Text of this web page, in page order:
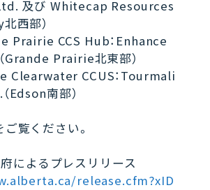
及び Whitecap Resources
西部）
Prairie CCS Hub：Enhance
Grande Prairie北東部）
Clearwater CCUS：Tourmali
Edson南部）
覧ください。
によるプレスリリース
release.cfm?xID